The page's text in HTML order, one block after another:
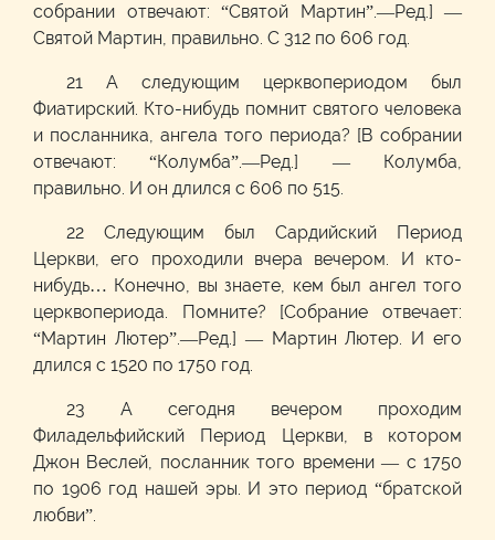
собрании отвечают: “Святой Мартин”.—Ред.] —
Святой Мартин, правильно. С 312 по 606 год.
21 А следующим церквопериодом был
Фиатирский. Кто-нибудь помнит святого человека
и посланника, ангела того периода? [В собрании
отвечают: “Колумба”.—Ред.] — Колумба,
правильно. И он длился с 606 по 515.
22 Следующим был Сардийский Период
Церкви, его проходили вчера вечером. И кто-
нибудь… Конечно, вы знаете, кем был ангел того
церквопериода. Помните? [Собрание отвечает:
“Мартин Лютер”.—Ред.] — Мартин Лютер. И его
длился с 1520 по 1750 год.
23 А сегодня вечером проходим
Филадельфийский Период Церкви, в котором
Джон Веслей, посланник того времени — с 1750
по 1906 год нашей эры. И это период “братской
любви”.